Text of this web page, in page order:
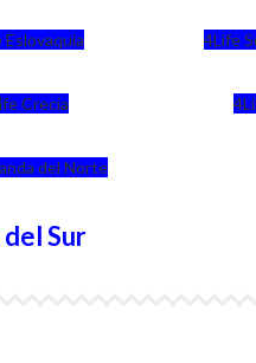
Eslovaquia 4Life
Crecia
del Norte
Sur